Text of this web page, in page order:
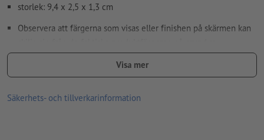
storlek: 9,4 x 2,5 x 1,3 cm
Observera att färgerna som visas eller finishen på skärmen kan
ljusförhållanden eller bildskärmsinställningar.
Förpackning: Kartong
Bearbetning: Lasergravyr
Visa mer
Säkerhets- och tillverkarinformation